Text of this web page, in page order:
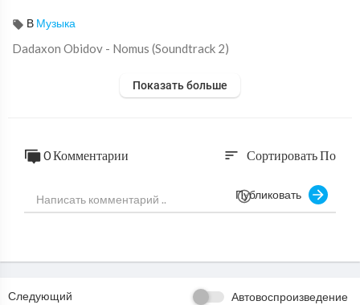
В Музыка
⁣Dadaxon Obidov - Nomus (Soundtrack 2)
Показать больше
0 Комментарии sort Сортировать По
Публиковать
Следующий Автовоспроизведение